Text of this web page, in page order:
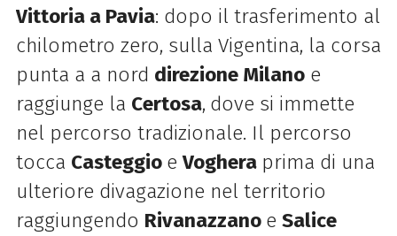
Vittoria a Pavia: dopo il trasferimento al
chilometro zero, sulla Vigentina, la corsa
punta a a nord direzione Milanoe
raggiunge la Certosa, dove si immette
nel percorso tradizionale. Il percorso
tocca Casteggio eVoghera prima di una
ulteriore divagazione nel territorio
raggiungendo Rivanazzano e Salice